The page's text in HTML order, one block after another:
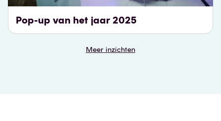
Pop-up van het jaar 2025
Meer inzichten